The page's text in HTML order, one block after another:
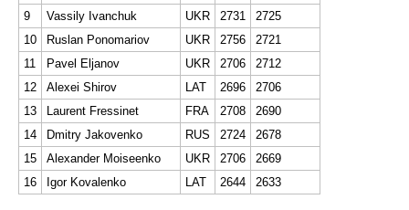
9
Vassily Ivanchuk UKR 2731
2725
10
Ruslan Ponomariov UKR 2756
2721
11
Pavel Eljanov UKR 2706
2712
12
Alexei Shirov LAT 2696
2706
13
Laurent Fressinet FRA 2708
2690
14
Dmitry Jakovenko RUS 2724
2678
15
Alexander Moiseenko UKR 2706
2669
16
Igor Kovalenko LAT 2644 2633